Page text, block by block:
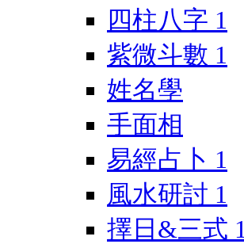
四柱八字 1
紫微斗數 1
姓名學
手面相
易經占卜 1
風水研討 1
擇日&三式 1